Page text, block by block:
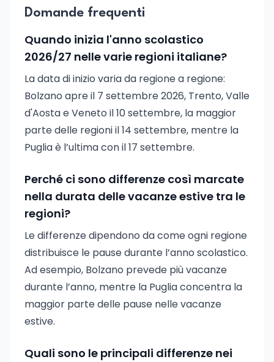
Domande frequenti
Quando inizia l'anno scolastico
2026/27 nelle varie regioni italiane?
La data di inizio varia da regione a regione:
Bolzano apre il 7 settembre 2026, Trento, Valle
d'Aosta e Veneto il 10 settembre, la maggior
parte delle regioni il 14 settembre, mentre la
Puglia è l’ultima con il 17 settembre.
Perché ci sono differenze così marcate
nella durata delle vacanze estive tra le
regioni?
Le differenze dipendono da come ogni regione
distribuisce le pause durante l’anno scolastico.
Ad esempio, Bolzano prevede più vacanze
durante l’anno, mentre la Puglia concentra la
maggior parte delle pause nelle vacanze
estive.
Quali sono le principali differenze nei